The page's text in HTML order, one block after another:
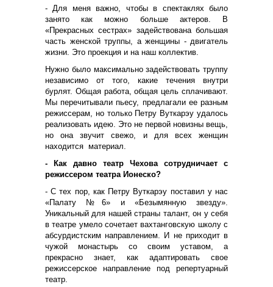
- Для меня важно, чтобы в спектаклях было
занято как можно больше актеров. В
«Прекрасных сестрах» задействована большая
часть женской труппы, а женщины - двигатель
жизни. Это проекция и на наш коллектив.
Нужно было максимально задействовать труппу
независимо от того, какие течения внутри
бурлят. Общая работа, общая цель сплачивают.
Мы перечитывали пьесу, предлагали ее разным
режиссерам, но только Петру Вуткарэу удалось
реализовать идею. Это не первой новизны вещь,
но она звучит свежо, и для всех женщин
находится материал.
- Как давно театр Чехова сотрудничает с
режиссером театра Ионеско?
- С тех пор, как Петру Вуткарэу поставил у нас
«Палату №6» и «Безымянную звезду».
Уникальный для нашей страны талант, он у себя
в театре умело сочетает вахтанговскую школу с
абсурдистским направлением. И не приходит в
чужой монастырь со своим уставом, а
прекрасно знает, как адаптировать свое
режиссерское направление под репертуарный
театр.